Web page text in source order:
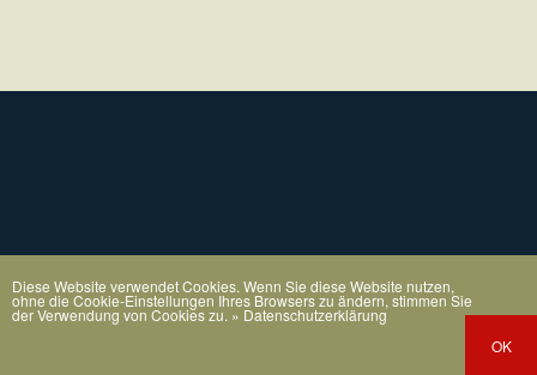
Diese Website verwendet Cookies. Wenn Sie diese Website nutzen,
ohne die Cookie-Einstellungen Ihres Browsers zu ändern, stimmen Sie
der Verwendung von Cookies zu. » Datenschutzerklärung
OK